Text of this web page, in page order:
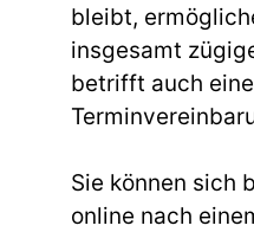
bleibt,
insgesamt
betrifft auch
Sie können sich
online nach